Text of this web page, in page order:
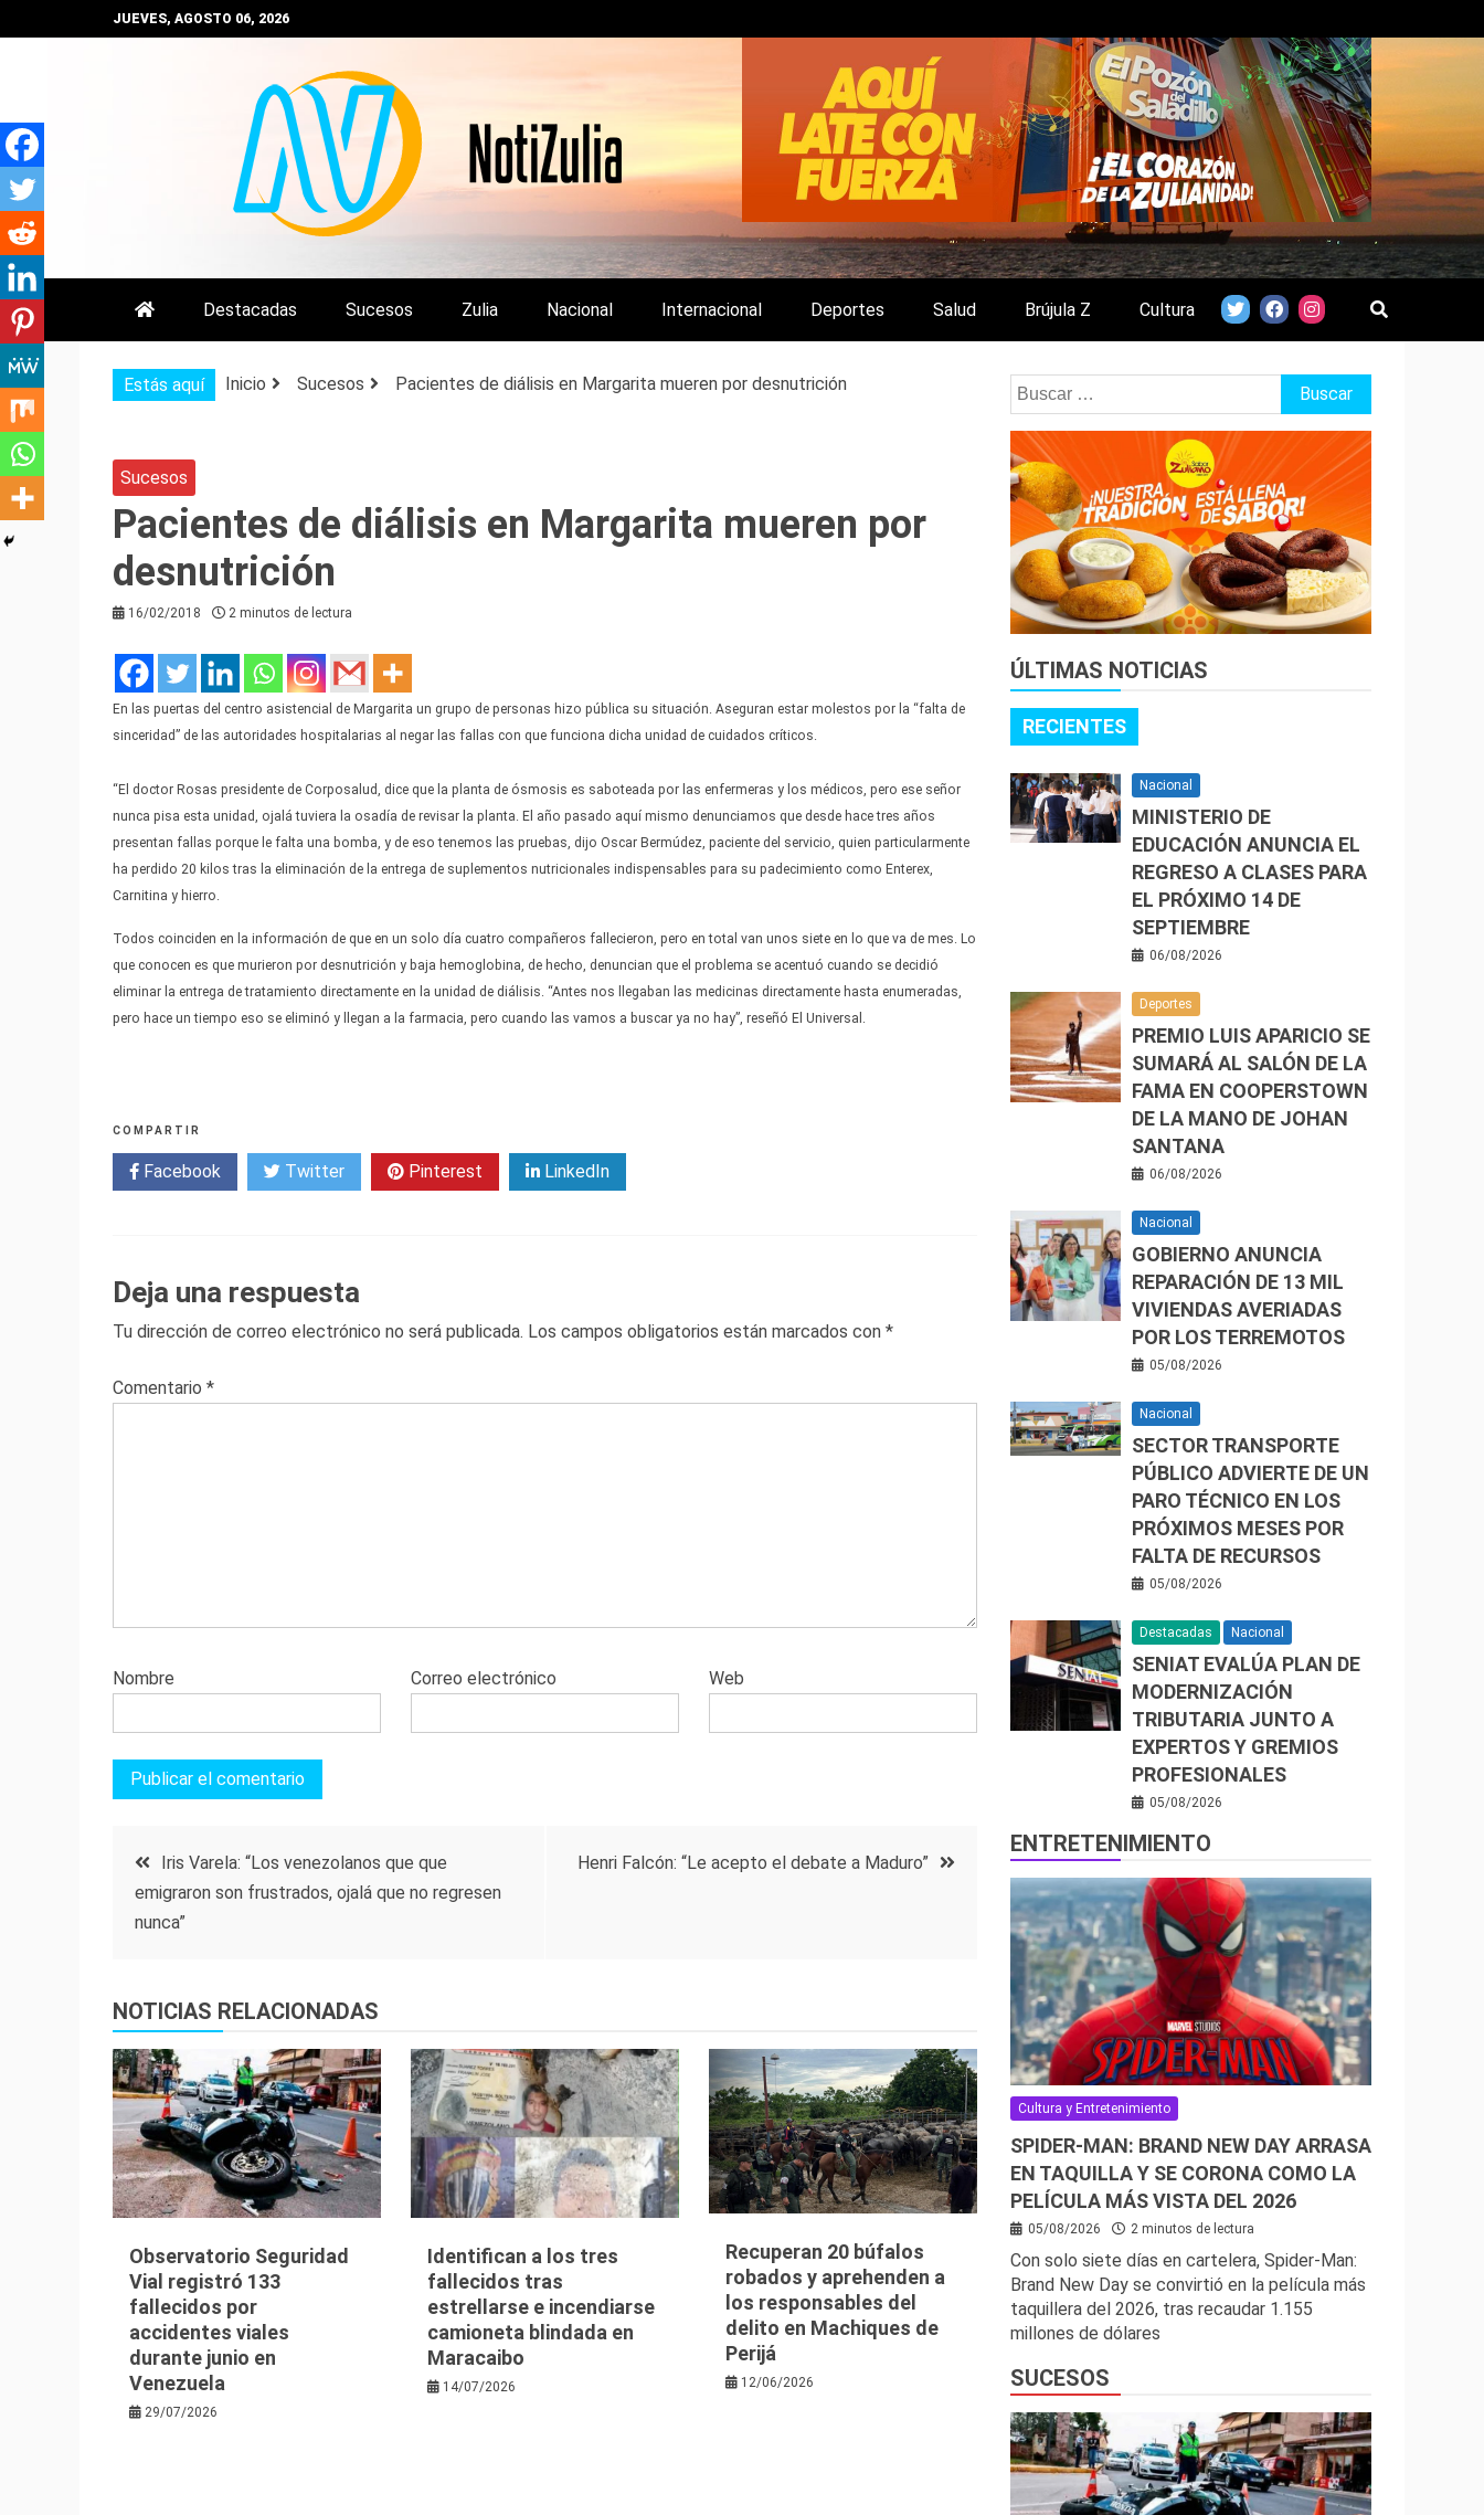
al
JUEVES, AGOSTO 06, 2026
NOTIZULIA
NOTICIAS DEL ZULIA, VENEZUELA Y DE INTERÉS GENERAL.
Destacadas Sucesos Zulia Nacional Internacional Deportes Salud Brújula Z Cultura
Estás aquí Inicio Sucesos Pacientes de diálisis en Margarita mueren por desnutrición
Sucesos
Pacientes de diálisis en Margarita mueren por
desnutrición
16/02/2018 2 minutos de lectura
En las puertas del centro asistencial de Margarita un grupo de personas hizo pública su situación. Aseguran estar molestos por la “falta de
sinceridad” de las autoridades hospitalarias al negar las fallas con que funciona dicha unidad de cuidados críticos.
“El doctor Rosas presidente de Corposalud, dice que la planta de ósmosis es saboteada por las enfermeras y los médicos, pero ese señor
nunca pisa esta unidad, ojalá tuviera la osadía de revisar la planta. El año pasado aquí mismo denunciamos que desde hace tres años
presentan fallas porque le falta una bomba, y de eso tenemos las pruebas, dijo Oscar Bermúdez, paciente del servicio, quien particularmente
ha perdido 20 kilos tras la eliminación de la entrega de suplementos nutricionales indispensables para su padecimiento como Enterex,
Carnitina y hierro.
Todos coinciden en la información de que en un solo día cuatro compañeros fallecieron, pero en total van unos siete en lo que va de mes. Lo
que conocen es que murieron por desnutrición y baja hemoglobina, de hecho, denuncian que el problema se acentuó cuando se decidió
eliminar la entrega de tratamiento directamente en la unidad de diálisis. “Antes nos llegaban las medicinas directamente hasta enumeradas,
pero hace un tiempo eso se eliminó y llegan a la farmacia, pero cuando las vamos a buscar ya no hay”, reseñó El Universal.
COMPARTIR
Facebook Twitter Pinterest LinkedIn
Deja una respuesta
Tu dirección de correo electrónico no será publicada. Los campos obligatorios están marcados con *
Comentario *
Nombre Correo electrónico Web
Navegación
de
Iris Varela: “Los venezolanos que que
emigraron son frustrados, ojalá que no regresen
nunca”
Henri Falcón: “Le acepto el debate a Maduro”
NOTICIAS RELACIONADAS
Observatorio Seguridad
Vial registró 133
fallecidos por
accidentes viales
durante junio en
Venezuela
29/07/2026
Identifican a los tres
fallecidos tras
estrellarse e incendiarse
camioneta blindada en
Maracaibo
14/07/2026
Recuperan 20 búfalos
robados y aprehenden a
los responsables del
delito en Machiques de
Perijá
12/06/2026
Buscar:
ÚLTIMAS NOTICIAS
RECIENTES
Nacional
MINISTERIO DE
EDUCACIÓN ANUNCIA EL
REGRESO A CLASES PARA
EL PRÓXIMO 14 DE
SEPTIEMBRE
06/08/2026
Deportes
PREMIO LUIS APARICIO SE
SUMARÁ AL SALÓN DE LA
FAMA EN COOPERSTOWN
DE LA MANO DE JOHAN
SANTANA
06/08/2026
Nacional
GOBIERNO ANUNCIA
REPARACIÓN DE 13 MIL
VIVIENDAS AVERIADAS
POR LOS TERREMOTOS
05/08/2026
Nacional
SECTOR TRANSPORTE
PÚBLICO ADVIERTE DE UN
PARO TÉCNICO EN LOS
PRÓXIMOS MESES POR
FALTA DE RECURSOS
05/08/2026
Destacadas Nacional
SENIAT EVALÚA PLAN DE
MODERNIZACIÓN
TRIBUTARIA JUNTO A
EXPERTOS Y GREMIOS
PROFESIONALES
05/08/2026
ENTRETENIMIENTO
Cultura y Entretenimiento
SPIDER-MAN: BRAND NEW DAY ARRASA
EN TAQUILLA Y SE CORONA COMO LA
PELÍCULA MÁS VISTA DEL 2026
05/08/2026 2 minutos de lectura
Con solo siete días en cartelera, Spider-Man:
Brand New Day se convirtió en la película más
taquillera del 2026, tras recaudar 1.155
millones de dólares
SUCESOS